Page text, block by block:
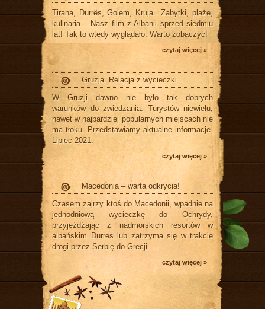
Tirana, Durrës, Golem, Kruja.. Zabytki, plaże,
kulinaria... Nasz film z Albanii sprzed siedmiu
lat! Tak to wtedy wyglądało. Warto zobaczyć!
czytaj więcej »
Gruzja. Relacja z wycieczki
W Gruzji dawno nie było tak dobrych
warunków do zwiedzania. Turystów niewielu,
nawet w najbardziej popularnych miejscach nie
ma tłoku. Przedstawiamy aktualne informacje.
Lipiec 2021.
czytaj więcej »
Macedonia – warta odkrycia!
Czasem zajrzy ktoś do Macedonii, wpadnie na
jednodniową wycieczkę do Ochrydy,
przyjeżdżając z nadmorskich resortów w
albańskim Durres lub zatrzyma się w trakcie
drogi przez Serbię do Grecji.
czytaj więcej »